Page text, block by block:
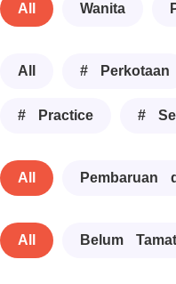
All Wanita
All # Perkotaan
# Practice #
All Pembaruan
All Belum Tamat